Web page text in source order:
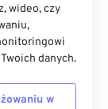
wideo, czy
danych.
w